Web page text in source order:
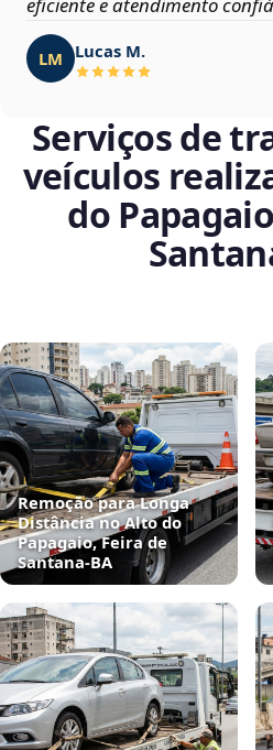
eficiente e atendimento
LM Lucas M.
Serviços de
veículos
do
Remoção para Longa
Distância no Alto do
Papagaio, Feira de
Santana‑BA